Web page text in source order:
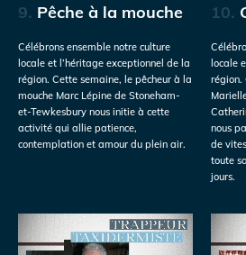
9. Pêche à la mouche
Célébrons ensemble notre culture
locale et l’héritage exceptionnel de la
région. Cette semaine, le pêcheur à la
mouche Marc Lépine de Stoneham-
et-Tewkesbury nous initie à cette
activité qui allie patience,
contemplation et amour du plein air.
10.
locale
région.
nous
de
toute
jours.